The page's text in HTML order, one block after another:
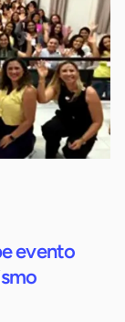
evento